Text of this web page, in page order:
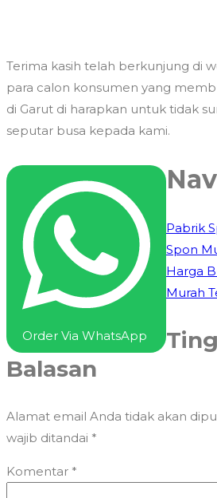
Terima kasih telah berkunjung di
para calon konsumen yang
di Garut di harapkan untuk tidak
seputar busa kepada kami.
Order Via WhatsApp
Pabrik
Spon
Harga
Murah
Balasan
Alamat email Anda tidak akan
wajib ditandai *
Komentar *